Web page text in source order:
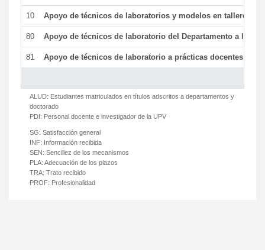
10 Apoyo de técnicos de laboratorios y modelos en talleres/
80 Apoyo de técnicos de laboratorio del Departamento a la
81 Apoyo de técnicos de laboratorio a prácticas docentes y
ALUD: Estudiantes matriculados en títulos adscritos a departamentos y
doctorado
PDI: Personal docente e investigador de la UPV
SG: Satisfacción general
INF: Información recibida
SEN: Sencillez de los mecanismos
PLA: Adecuación de los plazos
TRA: Trato recibido
PROF: Profesionalidad